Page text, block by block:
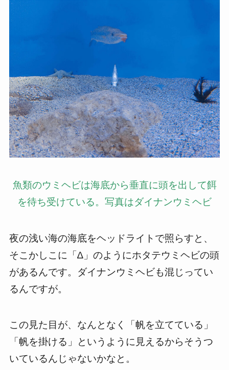
魚類のウミヘビは海底から垂直に頭を出して餌
を待ち受けている。写真はダイナンウミヘビ
夜の浅い海の海底をヘッドライトで照らすと、
そこかしこに「∆」のようにホタテウミヘビの頭
があるんです。ダイナンウミヘビも混じってい
るんですが。
この見た目が、なんとなく「帆を立てている」
「帆を掛ける」というように見えるからそうつ
いているんじゃないかなと。